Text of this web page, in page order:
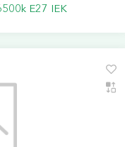
E27 IEK